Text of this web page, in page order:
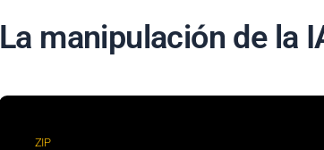
La manipulación de la
ZIP